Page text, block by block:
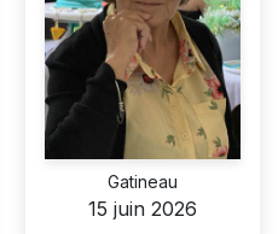
Gatineau
15 juin 2026